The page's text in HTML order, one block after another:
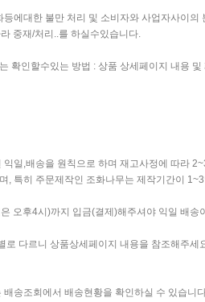
에대한 불만 처리 및 소비자와 사업자사이
중재/처리..를 하실수있습니다.
확인할수있는 방법 : 상품 상세페이지 내용
일,배송을 원칙으로 하며 재고사정에 따라
, 특히 주문제작인 조화나무는 제작기간이
오후4시)까지 입금(결제)해주셔야 익일 배
로 다르니 상품상세페이지 내용을 참조해주
송조회에서 배송현황을 확인하실 수 있습니